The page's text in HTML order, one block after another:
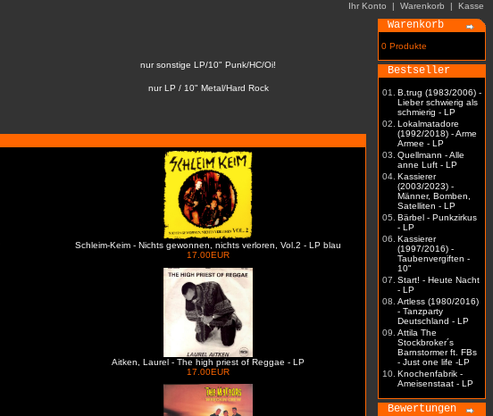
Ihr Konto | Warenkorb | Kasse
nur sonstige LP/10" Punk/HC/Oi!
nur LP / 10" Metal/Hard Rock
Schleim-Keim - Nichts gewonnen, nichts verloren, Vol.2 - LP blau
17.00EUR
Aitken, Laurel - The high priest of Reggae - LP
17.00EUR
Warenkorb
0 Produkte
Bestseller
01.
B.trug (1983/2006) -
Lieber schwierig als
schmierig - LP
02. Lokalmatadore
(1992/2018) - Arme
Armee - LP
03. Quellmann - Alle
anne Luft - LP
04. Kassierer
(2003/2023) -
Männer, Bomben,
Satelliten - LP
05. Bärbel - Punkzirkus
- LP
06. Kassierer
(1997/2016) -
Taubenvergiften -
10"
07. Start! - Heute Nacht
- LP
08. Artless (1980/2016)
- Tanzparty
Deutschland - LP
09. Attila The
Stockbroker´s
Barnstormer ft. FBs
- Just one life -LP
10. Knochenfabrik -
Ameisenstaat - LP
Bewertungen